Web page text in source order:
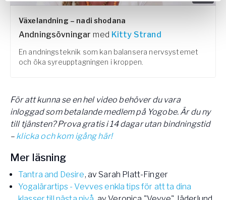
Växelandning – nadi shodana
Andningsövningar med Kitty Strand
En andningsteknik som kan balansera nervsystemet
och öka syreupptagningen i kroppen.
För att kunna se en hel video behöver du vara
inloggad som betalande medlem på Yogobe. Är du ny
till tjänsten? Prova gratis i 14 dagar utan bindningstid
– klicka och kom igång här!
Mer läsning
Tantra and Desire, av Sarah Platt-Finger
Yogalärartips - Vevves enkla tips för att ta dina